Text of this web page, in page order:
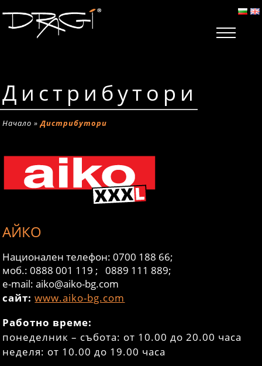
Дистрибутори
Начало »Дистрибутори
АЙКО
Национален телефон: 0700 188 66;
моб.: 0888 001 119 ; 0889 111 889;
e-mail: aiko@aiko-bg.com
сайт:www.aiko-bg.com
Работно време:
понеделник – събота: от 10.00 до 20.00 часа
неделя: от 10.00 до 19.00 часа